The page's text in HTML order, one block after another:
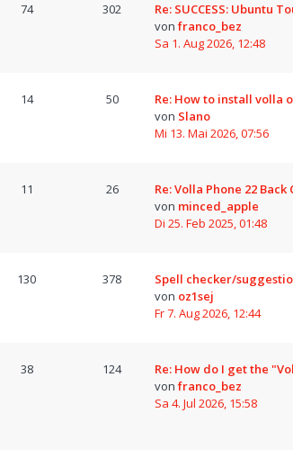
74 302
Re: SUCCESS: Ubuntu
von franco_bez
Sa 1. Aug 2026, 12:48
14 50
Re: How to install volla
von Slano
Mi 13. Mai 2026, 07:56
11 26
Re: Volla Phone 22 Back
von minced_apple
Di 25. Feb 2025, 01:48
130 378
Spell checker/
von oz1sej
Fr 7. Aug 2026, 12:44
38 124
Re: How do I get the
von franco_bez
Sa 4. Jul 2026, 15:58